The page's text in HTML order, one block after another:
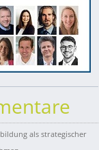
als strategischer